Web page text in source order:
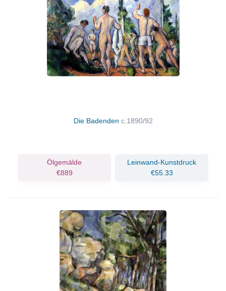
Die Badenden c.1890/92
Ölgemälde
€889
Leinwand-Kunstdruck
€55.33